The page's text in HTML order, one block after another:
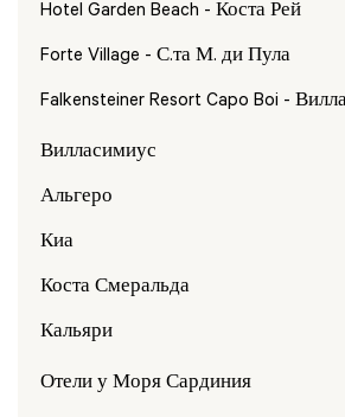
Hotel Garden Beach - Коста Рей
Forte Village - С.та М. ди Пула
Falkensteiner Resort Capo Boi -
Вилласимиус
Альгеро
Киа
Коста Смеральда
Кальяри
Отели у Моря Сардиния